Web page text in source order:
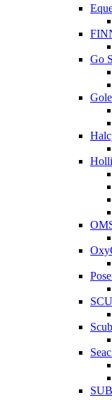
Go